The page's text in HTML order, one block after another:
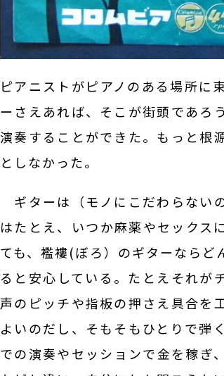
ピアニストがピアノのある場所に
ーさえあれば、そこが街頭であろ
演奏することができた。もっと根
としなかった。
ギターは（モノにこだわらない
はたとえ、いつか麻薬やセックス
ても、襤褸(ぼろ）のギターならど
ると安心している。たとえそれが
声のピッチや指板の押さえ具合を
よいのだし、そもそもひとりで弾
での演奏やセッションで金を稼ぎ